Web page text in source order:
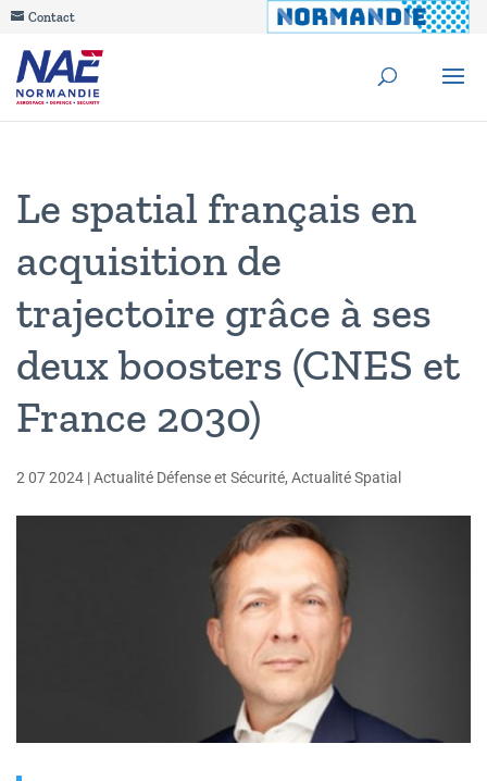
Contact
Le spatial français en
acquisition de
trajectoire grâce à ses
deux boosters (CNES et
France 2030)
2 07 2024 |Actualité Défense et Sécurité, Actualité Spatial